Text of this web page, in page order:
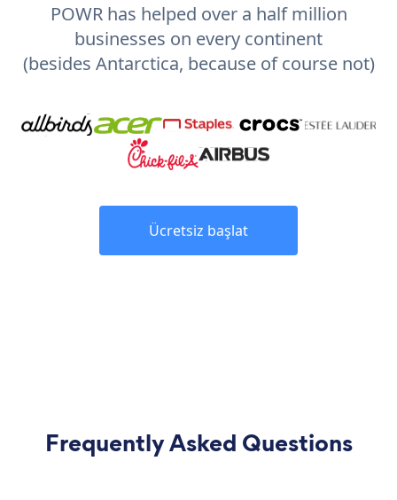
POWR has helped over a half million
businesses on every continent
(besides Antarctica, because of course not)
Ücretsiz başlat
Frequently Asked Questions